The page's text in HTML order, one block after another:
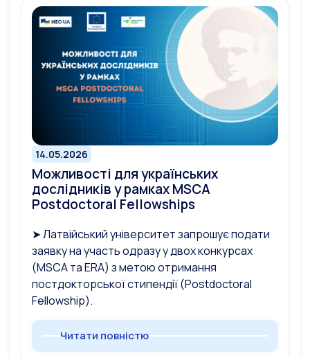
14.05.2026
Можливості для українських
дослідників у рамках MSCA
Postdoctoral Fellowships
➤ Латвійський університет запрошує подати
заявку на участь одразу у двох конкурсах
(MSCA та ERA) з метою отримання
постдокторської стипендії (Postdoctoral
Fellowship).
Читати повністю